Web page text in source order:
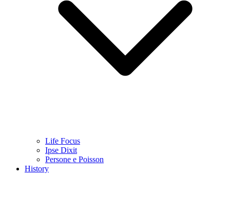
Life Focus
Ipse Dixit
Persone e Poisson
History